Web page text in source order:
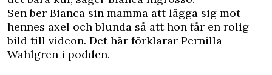
Sen ber Bianca sin mamma att lägga sig mot
hennes axel och blunda så att hon får en rolig
bild till videon. Det här förklarar Pernilla
Wahlgren i podden.